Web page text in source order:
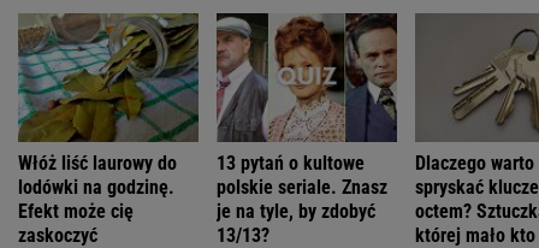
Włóż liść laurowy do
lodówki na godzinę.
Efekt może cię
zaskoczyć
13 pytań o kultowe
polskie seriale. Znasz
je na tyle, by zdobyć
13/13?
Dlaczego warto
spryskać klucze
octem?
której mało kto